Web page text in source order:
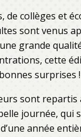
de collèges et
sont venus
grande
cette
surprises !
sont repartis
journée, qui
année